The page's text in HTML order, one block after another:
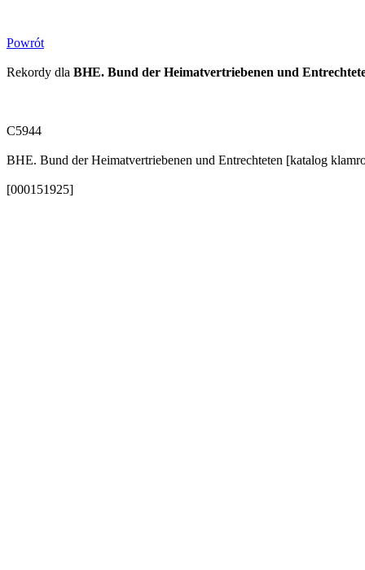
Powrót
Rekordy dla BHE. Bund der Heimatvertriebenen und
C5944
BHE. Bund der Heimatvertriebenen und Entrechteten [katalog
[000151925]